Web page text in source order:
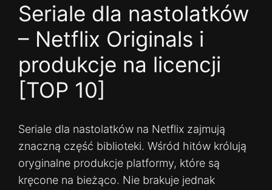
Seriale dla nastolatków
– Netflix Originals i
produkcje na licencji
[TOP 10]
Seriale dla nastolatków na Netflix zajmują
znaczną część biblioteki. Wśród hitów królują
oryginalne produkcje platformy, które są
kręcone na bieżąco. Nie brakuje jednak